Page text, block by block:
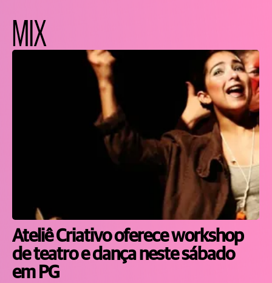
MIX
Ateliê Criativo oferece workshop
de teatro e dança neste sábado
em PG